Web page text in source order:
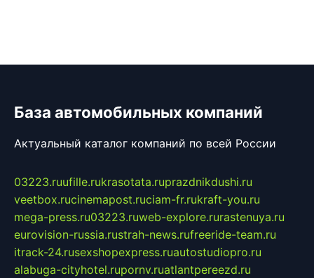
База автомобильных компаний
Актуальный каталог компаний по всей России
03223.ruufille.rukrasotata.ruprazdnikdushi.ru
veetbox.rucinemapost.ruciam-fr.rukraft-you.ru
mega-press.ru03223.ruweb-explore.rurastenuya.ru
eurovision-russia.rustrah-news.rufreeride-team.ru
itrack-24.rusexshopexpress.ruautostudiopro.ru
alabuga-cityhotel.rupornv.ruatlantpereezd.ru